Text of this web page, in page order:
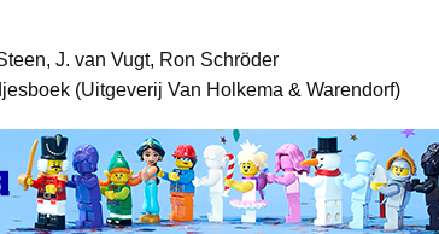
J. van Vugt, Ron Schröder
(Uitgeverij Van Holkema & Warendorf)